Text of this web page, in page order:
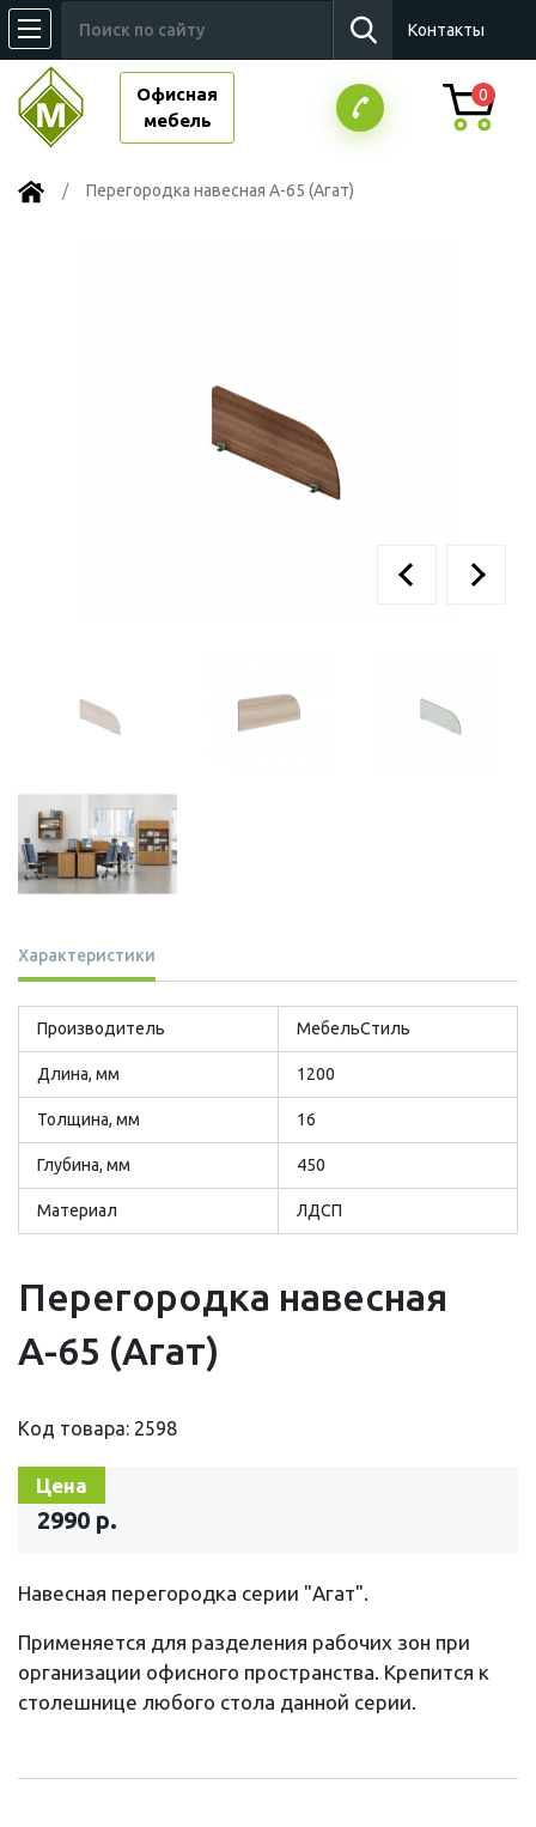
Контакты
Офисная
мебель
0
Перегородка навесная А-65 (Агат)
Характеристики
Производитель МебельСтиль
Длина, мм 1200
Толщина, мм 16
Глубина, мм 450
Материал ЛДСП
Перегородка навесная
А-65 (Агат)
Код товара: 2598
Цена
2990 р.
Навесная перегородка серии "Агат".
Применяется для разделения рабочих зон при
организации офисного пространства. Крепится к
столешнице любого стола данной серии.